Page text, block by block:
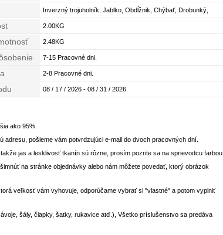
Inverzný trojuholník, Jablko, Obdĺžnik, Chýbať, Drobunký,
Presýpacie hodiny, Tenké, Hruška
2.00KG
2.48KG
7-15 Pracovné dni.
2-8 Pracovné dni.
08 / 17 / 2026 - 08 / 31 / 2026
ako 95%.
pošleme vám potvrdzujúci e-mail do dvoch pracovných dní.
jas a lesklivosť tkanín sú rôzne, prosím pozrite sa na sprievodcu farbou.
na stránke objednávky alebo nám môžete povedať, ktorý obrázok
veľkosť vám vyhovuje, odporúčame vybrať si "vlastné" a potom vyplniť
šály, čiapky, šatky, rukavice atď.), Všetko príslušenstvo sa predáva